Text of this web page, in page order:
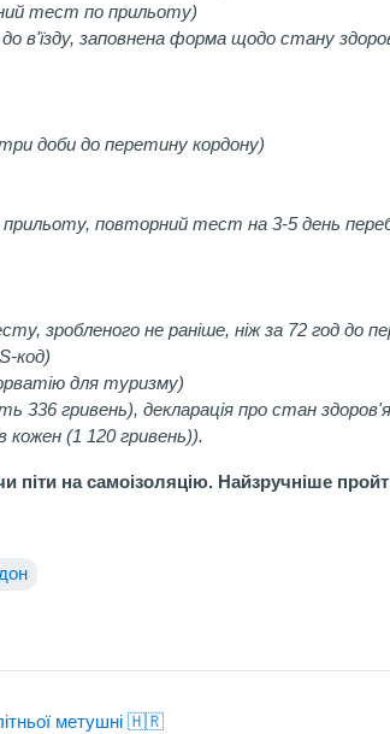
тест по прильоту)
в'їзду, заповнена форма щодо стану
доби до перетину кордону)
повторний тест на 3-5 день
зробленого не раніше, ніж за 72 год до
код)
для туризму)
336 гривень), декларація про стан
кожен (1 120 гривень)).
піти на самоізоляцію. Найзручніше
метушні 🇭🇷